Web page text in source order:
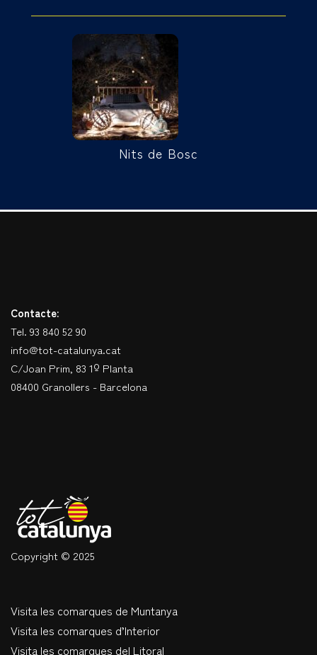
Nits de Bosc
Contacte:
Tel. 93 840 52 90
info@tot-catalunya.cat
C/Joan Prim, 83 1º Planta
08400 Granollers - Barcelona
Copyright © 2025
Visita les comarques de Muntanya
Visita les comarques d’Interior
Visita les comarques del Litoral